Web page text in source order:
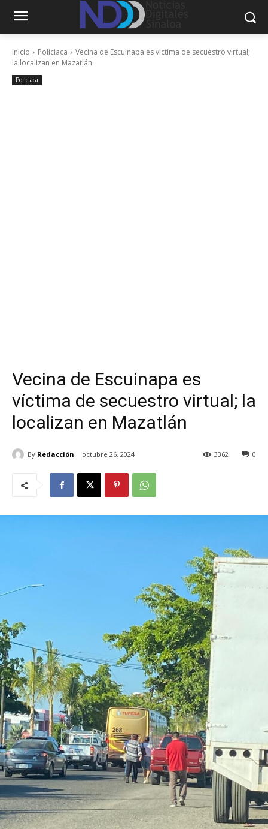
Inicio Policiaca
Vecina de Escuinapa es víctima de secuestro virtual;
la localizan en Mazatlán
Policiaca
Vecina de Escuinapa es
víctima de secuestro virtual; la
localizan en Mazatlán
By Redacción octubre 26, 2024 0
3362